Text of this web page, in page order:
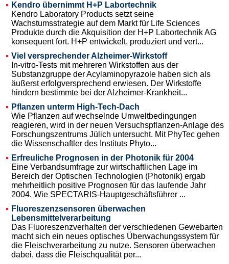
Kendro übernimmt H+P Labortechnik
Kendro Laboratory Products setzt seine
Wachstumsstrategie auf dem Markt für Life Sciences
Produkte durch die Akquisition der H+P Labortechnik AG
konsequent fort. H+P entwickelt, produziert und vert...
Viel versprechender Alzheimer-Wirkstoff
In-vitro-Tests mit mehreren Wirkstoffen aus der
Substanzgruppe der Acylaminopyrazole haben sich als
äußerst erfolgversprechend erwiesen. Der Wirkstoffe
hindern bestimmte bei der Alzheimer-Krankheit...
Pflanzen unterm High-Tech-Dach
Wie Pflanzen auf wechselnde Umweltbedingungen
reagieren, wird in der neuen Versuchspflanzen-Anlage des
Forschungszentrums Jülich untersucht. Mit PhyTec gehen
die Wissenschaftler des Instituts Phyto...
Erfreuliche Prognosen in der Photonik für 2004
Eine Verbandsumfrage zur wirtschaftlichen Lage im
Bereich der Optischen Technologien (Photonik) ergab
mehrheitlich positive Prognosen für das laufende Jahr
2004. Wie SPECTARIS-Hauptgeschäftsführer ...
Fluoreszenzsensoren überwachen
Lebensmittelverarbeitung
Das Fluoreszenzverhalten der verschiedenen Gewebarten
macht sich ein neues optisches Überwachungssystem für
die Fleischverarbeitung zu nutze. Sensoren überwachen
dabei, dass die Fleischqualität per...